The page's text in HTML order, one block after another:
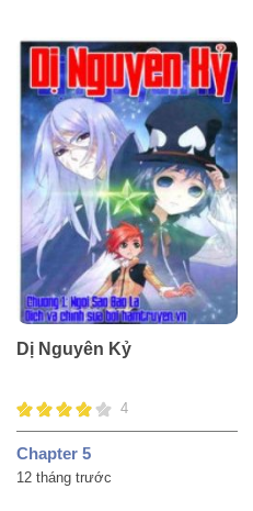
Dị Nguyên Kỷ
4
Chapter 5
12 tháng trước